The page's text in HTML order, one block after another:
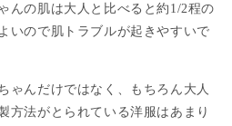
んの肌は大人と比べると約 1/2程の
いので肌トラブルが起きやすいで
ゃんだけではなく、もちろん大人
方法がとられている洋服はあまり